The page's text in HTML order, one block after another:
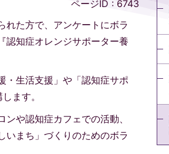
ページID : 6743
れた方で、アンケートにボラ
認知症オレンジサポーター養
・生活支援」や「認知症サポ
ます。
や認知症カフェでの活動、
いまち」づくりのためのボラ